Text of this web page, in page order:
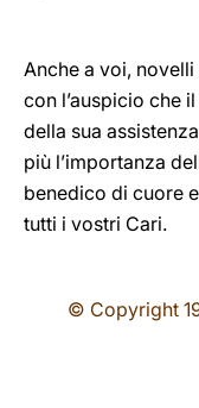
Anche a voi,
con l’auspicio che
della sua
più l’importanza
benedico di cuore
tutti i vostri Cari.
© Copyright